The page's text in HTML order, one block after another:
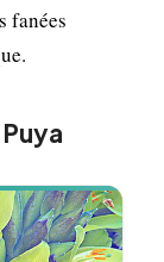
fanées